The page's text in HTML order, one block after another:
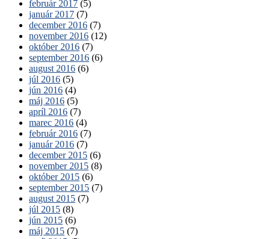
február 2017 (5)
január 2017 (7)
december 2016 (7)
november 2016 (12)
október 2016 (7)
september 2016 (6)
august 2016 (6)
júl 2016 (5)
jún 2016 (4)
máj 2016 (5)
apríl 2016 (7)
marec 2016 (4)
február 2016 (7)
január 2016 (7)
december 2015 (6)
november 2015 (8)
október 2015 (6)
september 2015 (7)
august 2015 (7)
júl 2015 (8)
jún 2015 (6)
máj 2015 (7)